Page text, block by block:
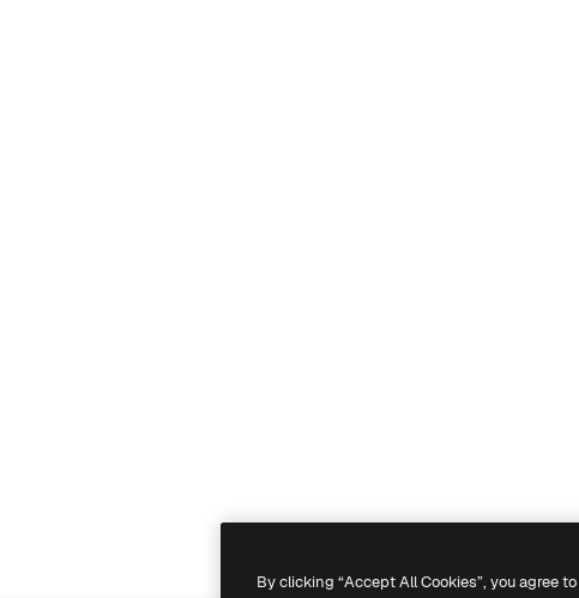
By clicking “Accept All Cookies”, you agree